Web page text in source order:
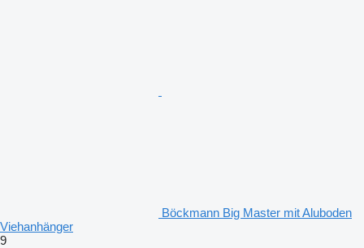
Böckmann Big Master mit Aluboden
Viehanhänger
9